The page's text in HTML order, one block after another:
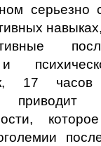
серьезно
17 часов